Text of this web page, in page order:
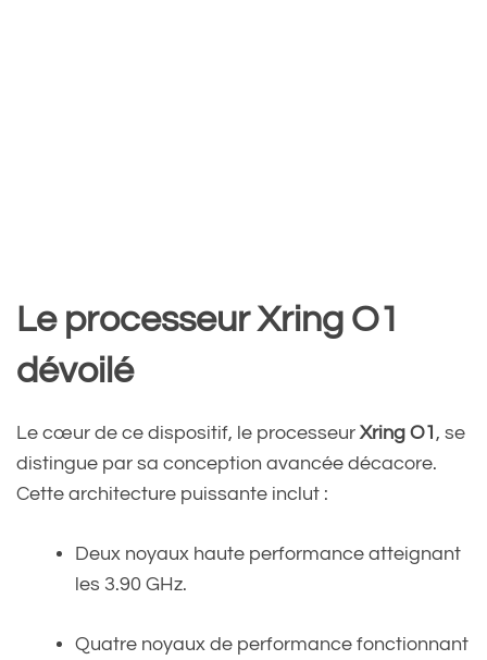
Le processeur Xring O1
dévoilé
Le cœur de ce dispositif, le processeur Xring O1 , se
distingue par sa conception avancée décacore.
Cette architecture puissante inclut :
Deux noyaux haute performance atteignant
les 3.90 GHz.
Quatre noyaux de performance fonctionnant